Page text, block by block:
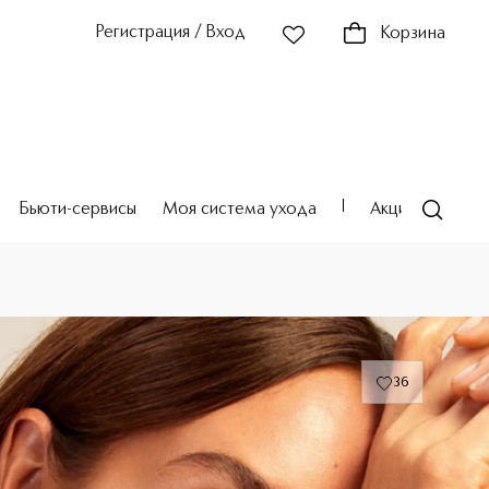
Регистрация / Вход Корзина
Бьюти-сервисы Моя система ухода Акции
за кожей и макияжу
36